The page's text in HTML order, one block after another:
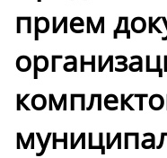
прием